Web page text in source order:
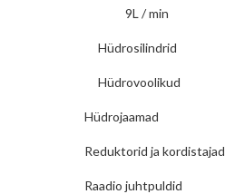
9L / min
Hüdrosilindrid
Hüdrovoolikud
Hüdrojaamad
Reduktorid ja kordistajad
Raadio juhtpuldid